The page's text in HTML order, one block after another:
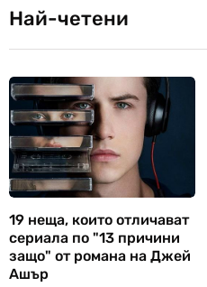
Най-четени
19 неща, които отличават
сериала по "13 причини
защо" от романа на Джей
Ашър